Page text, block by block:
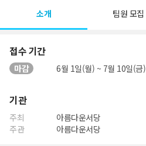
소개 팀원 모집
접수 기간
마감 6월 1일(월) ~ 7월 10일(금)
기관
주최
아름다운서당
주관
아름다운서당